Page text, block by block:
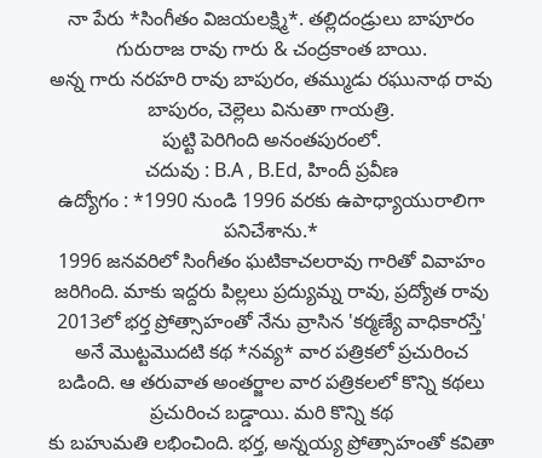
నా పేరు *సింగీతం విజయలక్ష్మి*. తల్లిదండ్రులు బాపూరం
గురురాజ రావు గారు & చంద్రకాంత బాయి.
అన్న గారు నరహరి రావు బాపురం, తమ్ముడు రఘునాథ రావు
బాపురం, చెల్లెలు వినుతా గాయత్రి.
పుట్టి పెరిగింది అనంతపురంలో.
చదువు : B.A , B.Ed, హిందీ ప్రవీణ
ఉద్యోగం : *1990 నుండి 1996 వరకు ఉపాధ్యాయురాలిగా
పనిచేశాను.*
1996 జనవరిలో సింగీతం ఘటికాచలరావు గారితో వివాహం
జరిగింది. మాకు ఇద్దరు పిల్లలు ప్రద్యుమ్న రావు, ప్రద్యోత రావు
2013లో భర్త ప్రోత్సాహంతో నేను వ్రాసిన 'కర్మణ్యే వాధికారస్తే'
అనే మొట్టమొదటి కథ *నవ్య* వార పత్రికలో ప్రచురించ
బడింది. ఆ తరువాత అంతర్జాల వార పత్రికలలో కొన్ని కథలు
ప్రచురించ బడ్డాయి. మరి కొన్ని కథ
కు బహుమతి లభించింది. భర్త, అన్నయ్య ప్రోత్సాహంతో కవితా